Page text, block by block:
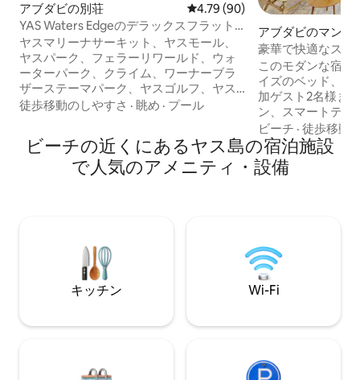
アブダビの別荘 レビュー90件、5つ星中4.79つ
4.79 (90)
YAS Waters Edgeのデラックスフラット +
海を望むバルコニー
ヤスマリーナサーキット、ヤスモール、
ヤスパーク、フェラーリワールド、ウォ
ーターパーク、クライム、ワーナーブラ
ザーステーマパーク、ヤスゴルフ、ヤス
ミュージカルファウンテンズ、ビーチ、
心部に位置するこちらの宿泊先で、おし
ゃれな滞在をお楽しみください。空港、
ルーブル美術館、シティセンターまで20
分、レゴランド、ドバイアトランティ
ーエリア、サイクリングパス、駐車場を
無料でご利用いただけます。キングサイ
ズベッド1台＆折りたたみベッド1台
徒歩移動のしやすさ · 眺め · プール
アブダビのマンシ
ト
豪華で快適なスタ
ーチ - マヤ
このモダンな宿泊
イズのベッド、快
加ゲスト2名様ま
ン、スマートテレ
燥機、湾の景色
が備わっています。 - プライベート
チ（2026年10月
3つのプール、2
10分。 - 24時間365日のセキュリティを備
えたお手頃価格の
ぐ予約して、活気
在をお楽しみくだ
ビーチ ·徒歩移動
ビーチの近くにあるヤス島の宿泊施設
で人気のアメニティ・設備
キッチン Wi-Fi